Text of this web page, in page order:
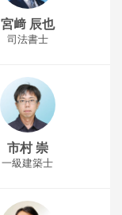
宮﨑 辰也
司法書士
市村 崇
一級建築士